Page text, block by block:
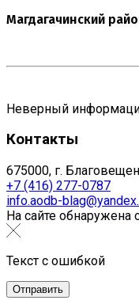
Магдагачинский
Неверный
Контакты
675000, г.
+7 (416) 277-0787
info.aodb-
На сайте обнаружена
Текст с ошибкой